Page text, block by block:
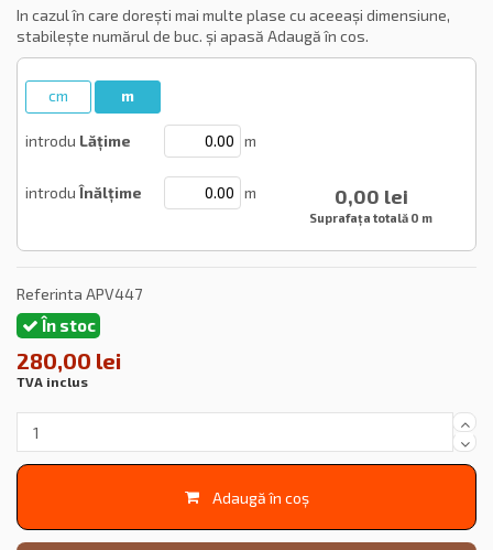
In cazul în care dorești mai multe plase cu aceeași dimensiune,
stabilește numărul de buc. și apasă Adaugă în cos.
cm m
introdu Lățime m
introduÎnălțime m 0,00 lei
Suprafața totală 0 m
Referinta APV447
În stoc
280,00 lei
TVA inclus
Adaugă în coș